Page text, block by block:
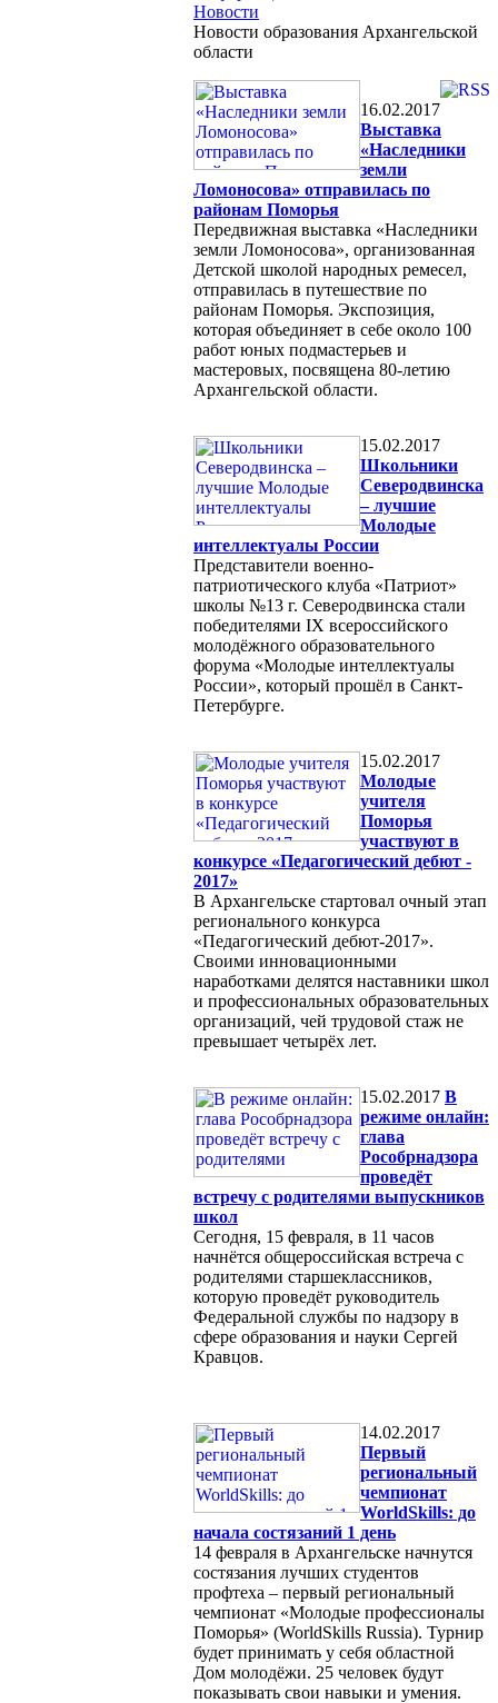
Новости
Новости образования Архангельской
области
16.02.2017
Выставка
«Наследники
земли
Ломоносова» отправилась по
районам Поморья
Передвижная выставка «Наследники
земли Ломоносова», организованная
Детской школой народных ремесел,
отправилась в путешествие по
районам Поморья. Экспозиция,
которая объединяет в себе около 100
работ юных подмастерьев и
мастеровых, посвящена 80-летию
Архангельской области.
15.02.2017
Школьники
Северодвинска
– лучшие
Молодые
интеллектуалы России
Представители военно-
патриотического клуба «Патриот»
школы №13 г. Северодвинска стали
победителями IX всероссийского
молодёжного образовательного
форума «Молодые интеллектуалы
России», который прошёл в Санкт-
Петербурге.
15.02.2017
Молодые
учителя
Поморья
участвуют в
конкурсе «Педагогический дебют -
2017»
В Архангельске стартовал очный этап
регионального конкурса
«Педагогический дебют-2017».
Своими инновационными
наработками делятся наставники школ
и профессиональных образовательных
организаций, чей трудовой стаж не
превышает четырёх лет.
15.02.2017 В
режиме онлайн:
глава
Рособрнадзора
проведёт
встречу с родителями выпускников
школ
Сегодня, 15 февраля, в 11 часов
начнётся общероссийская встреча с
родителями старшеклассников,
которую проведёт руководитель
Федеральной службы по надзору в
сфере образования и науки Сергей
Кравцов.
14.02.2017
Первый
региональный
чемпионат
WorldSkills: до
начала состязаний 1 день
14 февраля в Архангельске начнутся
состязания лучших студентов
профтеха – первый региональный
чемпионат «Молодые профессионалы
Поморья» (WorldSkills Russia). Турнир
будет принимать у себя областной
Дом молодёжи. 25 человек будут
показывать свои навыки и умения.